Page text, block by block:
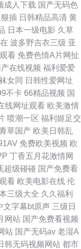
成人下载 国产无码色
插 日韩精品高清 黄
日本一级电影 久草
波多野吉衣三级 亚
看 免费色情A片网扯
产在线视频 福利爱爱
女同 日韩性爱网址
不卡 66精品视频 国
线网址观看 欧美激情
喷潮一区 福利姬足交
草国产 欧美日韩乱
免费欧美视频 欧
丁香五月花激情网
超级碰碰 国产免费看
看 欧美电影在线 伦
三级大全 久久福利
文字幕bt原声 三级日
网站 国产免费看视频
站 国产无码av 老湿A
韩无码视频网站 都市